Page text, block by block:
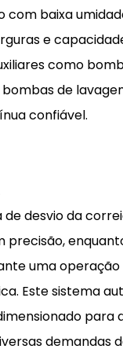
com baixa
e
como
de
confiável.
desvio da
precisão,
uma
Este sistema
para
demandas